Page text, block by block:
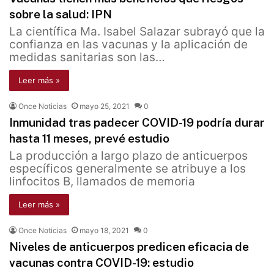
sobre la salud: IPN
La científica Ma. Isabel Salazar subrayó que la
confianza en las vacunas y la aplicación de
medidas sanitarias son las…
Leer más »
Once Noticias mayo 25, 2021 0
Inmunidad tras padecer COVID-19 podría durar
hasta 11 meses, prevé estudio
La producción a largo plazo de anticuerpos
específicos generalmente se atribuye a los
linfocitos B, llamados de memoria
Leer más »
Once Noticias mayo 18, 2021 0
Niveles de anticuerpos predicen eficacia de
vacunas contra COVID-19: estudio